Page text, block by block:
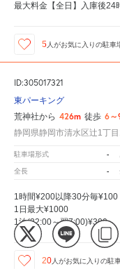
最大料金【全日】入庫後24
5人がお気に入りの駐車
ID:305017321
東パーキング
荒神社から 426m 徒歩 6～
静岡県静岡市清水区辻1丁
駐車場形式 -
全長 -
1時間¥200以降30分毎¥100
1日最大¥1000
1泊(22:00～翌7:00)¥300
20人がお気に入りの駐